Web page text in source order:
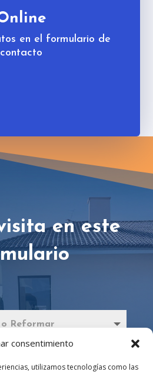
consentimiento
utilizamos tecnologías como las
en el formulario de
contacto
en este